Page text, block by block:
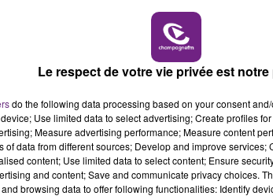
déjà chargé à Bruxelles et avoir
de 1 000 euros
la justice pour répondre de ses actes.
11h00 - 16h00
Le week-end
Le respect de votre vie privée est
do the following data processing based on your consent
Use limited data to select advertising; Create profiles
Measure advertising performance; Measure content
of data from different sources; Develop and improve
content; Use limited data to select content; Ensure
and content; Save and communicate privacy choices.
browsing data to offer following functionalities: Identify